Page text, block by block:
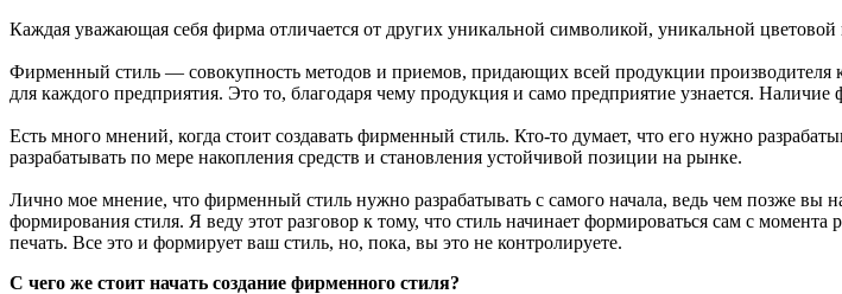
Каждая уважающая себя фирма отличается от других уникальной символикой, уникальной
Фирменный стиль — совокупность методов и приемов, придающих всей продукции
для каждого предприятия. Это то, благодаря чему продукция и само предприятие узнается. Наличие
Есть много мнений, когда стоит создавать фирменный стиль. Кто-то думает, что его нужно
разрабатывать по мере накопления средств и становления устойчивой позиции на рынке.
Лично мое мнение, что фирменный стиль нужно разрабатывать с самого начала, ведь чем позже вы
формирования стиля. Я веду этот разговор к тому, что стиль начинает формироваться сам с
печать. Все это и формирует ваш стиль, но, пока, вы это не контролируете.
С чего же стоит начать создание фирменного стиля?